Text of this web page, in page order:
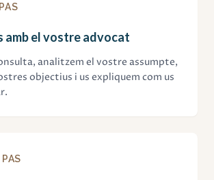
amb el vostre advocat
analitzem el vostre assumpte,
objectius i us expliquem com us